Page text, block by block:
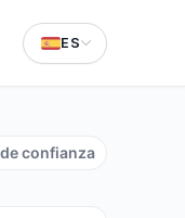
ES
confianza